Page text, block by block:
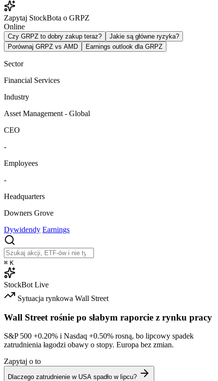
Zapytaj StockBota o GRPZ
Online
Czy GRPZ to dobry zakup teraz?
Jakie są główne ryzyka?
Porównaj GRPZ vs AMD
Earnings outlook dla GRPZ
Sector
Financial Services
Industry
Asset Management - Global
CEO
-
Employees
-
Headquarters
Downers Grove
Dywidendy Earnings
⌘ K
StockBot Live
Sytuacja rynkowa Wall Street
Wall Street rośnie po słabym raporcie z rynku pracy
S&P 500 +0.20% i Nasdaq +0.50% rosną, bo lipcowy spadek
zatrudnienia łagodzi obawy o stopy. Europa bez zmian.
Zapytaj o to
Dlaczego zatrudnienie w USA spadło w lipcu?